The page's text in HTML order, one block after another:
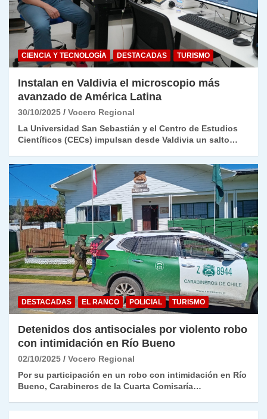
CIENCIA Y TECNOLOGÍA DESTACADAS TURISMO
Instalan en Valdivia el microscopio más
avanzado de América Latina
30/10/2025
Vocero Regional
La Universidad San Sebastián y el Centro de Estudios
Científicos (CECs) impulsan desde Valdivia un salto…
DESTACADAS EL RANCO POLICIAL TURISMO
Detenidos dos antisociales por violento robo
con intimidación en Río Bueno
02/10/2025
Vocero Regional
Por su participación en un robo con intimidación en Río
Bueno, Carabineros de la Cuarta Comisaría…